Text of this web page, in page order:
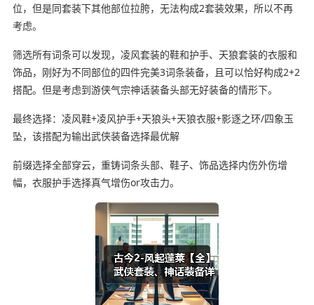
位，但是同套装下其他部位拉胯，无法构成2套装效果，所以不再
考虑。
筛选所有词条可以发现，凌风套装的鞋和护手、天狼套装的衣服和
饰品，刚好为不同部位的四件完美3词条装备，且可以恰好构成2+2
搭配。但是考虑到游侠气宗神话装备头部无好装备的情形下。
最终选择：凌风鞋+凌风护手+天狼头+天狼衣服+影逐之环/四象玉
坠，该搭配为输出武侠装备选择最优解
前缀选择全部穿云，重铸词条头部、鞋子、饰品选择内伤外伤增
幅，衣服护手选择真气增伤or攻击力。